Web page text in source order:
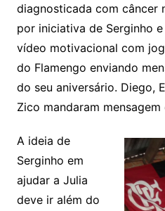
diagnosticada com câncer
por iniciativa de Serginho
vídeo motivacional com
do Flamengo enviando
do seu aniversário. Diego,
Zico mandaram mensagem
A ideia de
Serginho em
ajudar a Julia
deve ir além do